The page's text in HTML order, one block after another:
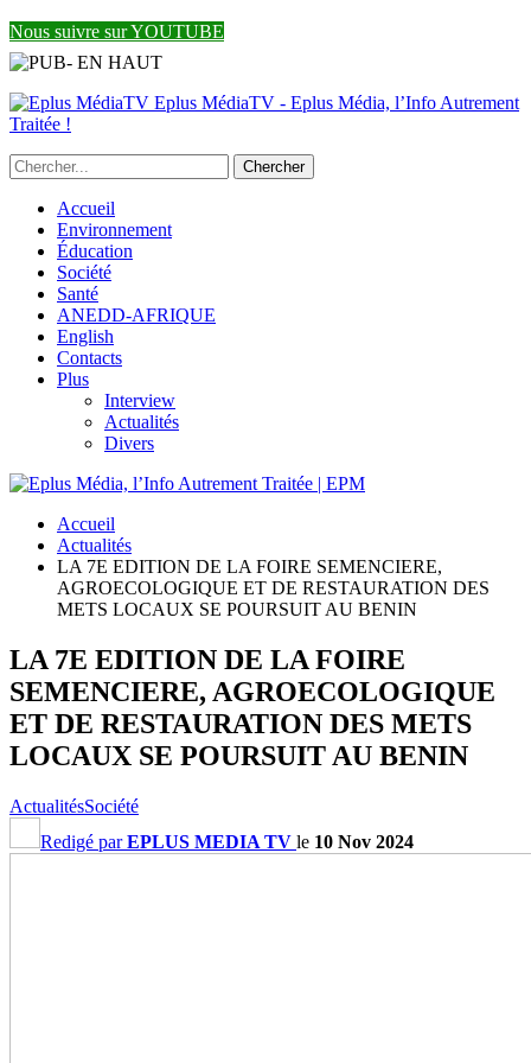
Nous suivre sur YOUTUBE
Eplus MédiaTV - Eplus Média, l’Info Autrement
Traitée !
Accueil
Environnement
Éducation
Société
Santé
ANEDD-AFRIQUE
English
Contacts
Plus
Interview
Actualités
Divers
Accueil
Actualités
LA 7E EDITION DE LA FOIRE SEMENCIERE,
AGROECOLOGIQUE ET DE RESTAURATION DES
METS LOCAUX SE POURSUIT AU BENIN
LA 7E EDITION DE LA FOIRE
SEMENCIERE, AGROECOLOGIQUE
ET DE RESTAURATION DES METS
LOCAUX SE POURSUIT AU BENIN
ActualitésSociété
Redigé parEPLUS MEDIA TV le 10 Nov 2024